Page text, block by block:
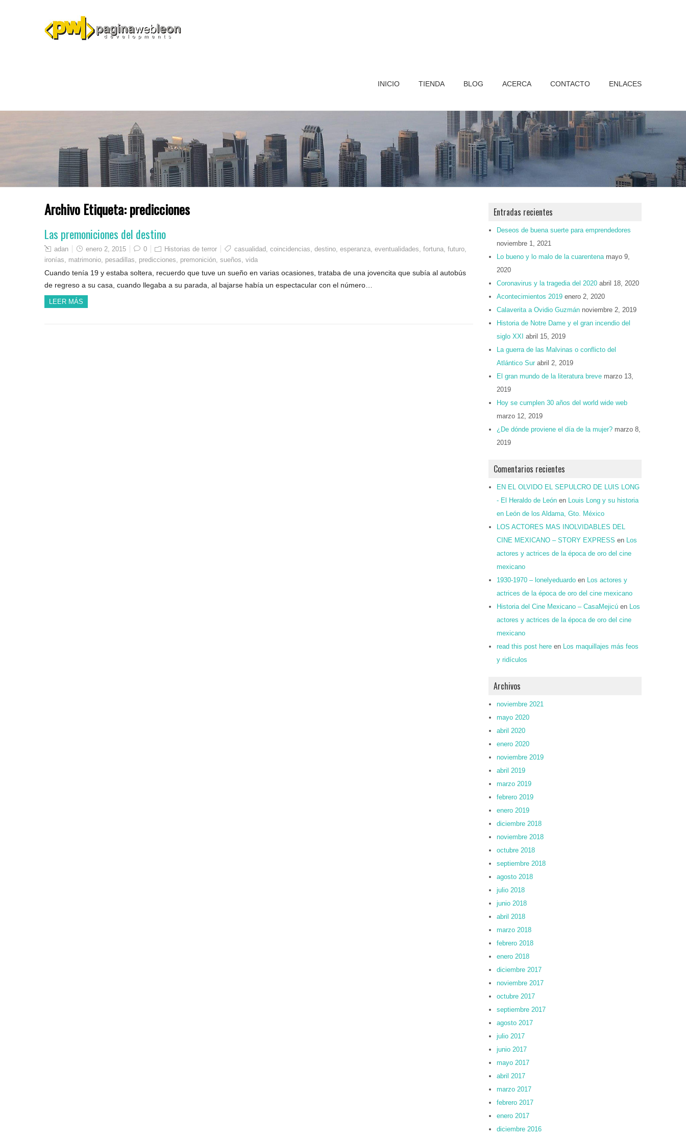
INICIO TIENDA BLOG ACERCA CONTACTO ENLACES
Archivo Etiqueta:predicciones
Las premoniciones del destino
adan enero 2, 2015 0 Historias de terror casualidad, coincidencias, destino, esperanza, eventualidades, fortuna, futuro,
ironías, matrimonio, pesadillas, predicciones, premonición, sueños, vida
Cuando tenía 19 y estaba soltera, recuerdo que tuve un sueño en varias ocasiones, trataba de una jovencita que subía al autobús
de regreso a su casa, cuando llegaba a su parada, al bajarse había un espectacular con el número…
LEER MÁS
Entradas recientes
Deseos de buena suerte para emprendedores
noviembre 1, 2021
Lo bueno y lo malo de la cuarentena mayo 9,
2020
Coronavirus y la tragedia del 2020 abril 18, 2020
Acontecimientos 2019 enero 2, 2020
Calaverita a Ovidio Guzmán noviembre 2, 2019
Historia de Notre Dame y el gran incendio del
siglo XXI abril 15, 2019
La guerra de las Malvinas o conflicto del
Atlántico Sur abril 2, 2019
El gran mundo de la literatura breve marzo 13,
2019
Hoy se cumplen 30 años del world wide web
marzo 12, 2019
¿De dónde proviene el día de la mujer? marzo 8,
2019
Comentarios recientes
EN EL OLVIDO EL SEPULCRO DE LUIS LONG
- El Heraldo de León en Louis Long y su historia
en León de los Aldama, Gto. México
LOS ACTORES MAS INOLVIDABLES DEL
CINE MEXICANO – STORY EXPRESS en Los
actores y actrices de la época de oro del cine
mexicano
1930-1970 – lonelyeduardo en Los actores y
actrices de la época de oro del cine mexicano
Historia del Cine Mexicano – CasaMejicú en Los
actores y actrices de la época de oro del cine
mexicano
read this post here en Los maquillajes más feos
y ridículos
Archivos
noviembre 2021
mayo 2020
abril 2020
enero 2020
noviembre 2019
abril 2019
marzo 2019
febrero 2019
enero 2019
diciembre 2018
noviembre 2018
octubre 2018
septiembre 2018
agosto 2018
julio 2018
junio 2018
abril 2018
marzo 2018
febrero 2018
enero 2018
diciembre 2017
noviembre 2017
octubre 2017
septiembre 2017
agosto 2017
julio 2017
junio 2017
mayo 2017
abril 2017
marzo 2017
febrero 2017
enero 2017
diciembre 2016